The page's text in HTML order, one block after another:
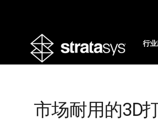
行业
市场耐用的3D